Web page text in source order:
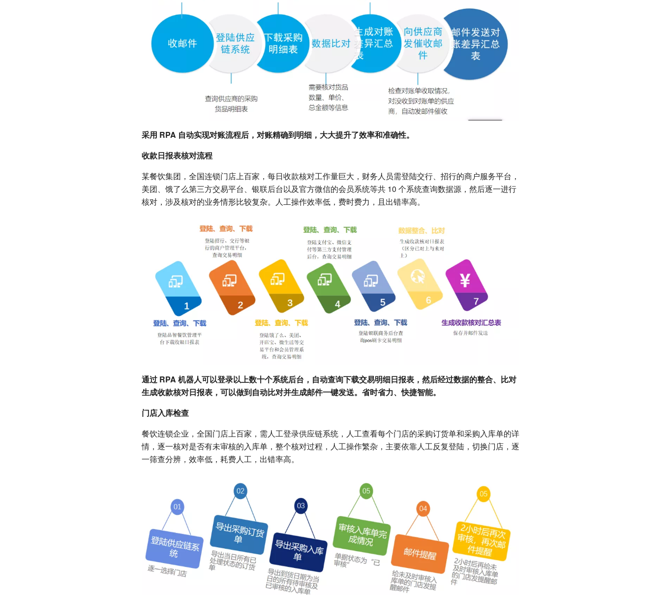
采用 RPA 自动实现对账流程后，对账精确到明细，大大提升了效率和准确性。
收款日报表核对流程
某餐饮集团，全国连锁门店上百家，每日收款核对工作量巨大，财务人员需登陆交行、招行的商户服务平台，
美团、饿了么第三方交易平台、银联后台以及官方微信的会员系统等共 10 个系统查询数据源，然后逐一进行
核对，涉及核对的业务情形比较复杂。人工操作效率低，费时费力，且出错率高。
通过 RPA 机器人可以登录以上数十个系统后台，自动查询下载交易明细日报表，然后经过数据的整合、比对
生成收款核对日报表，可以做到自动比对并生成邮件一键发送。省时省力、快捷智能。
门店入库检查
餐饮连锁企业，全国门店上百家，需人工登录供应链系统，人工查看每个门店的采购订货单和采购入库单的详
情，逐一核对是否有未审核的入库单，整个核对过程，人工操作繁杂，主要依靠人工反复登陆，切换门店，逐
一筛查分辨，效率低，耗费人工，出错率高。